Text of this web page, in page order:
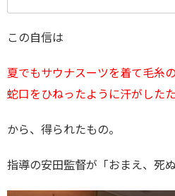
この自信は
夏でもサウナスーツを着て毛糸
蛇口をひねったように汗がした
から、得られたもの。
指導の安田監督が「おまえ、死